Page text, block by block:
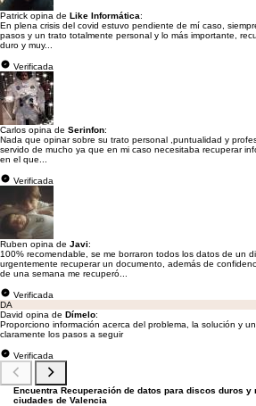
Patrick opina de Like Informática:
En plena crisis del covid estuvo pendiente de mí caso,
pasos y un trato totalmente personal y lo más importante,
duro y muy...
Verificada
Carlos opina de Serinfon:
Nada que opinar sobre su trato personal ,puntualidad y
servido de mucho ya que en mi caso necesitaba recuperar
en el que...
Verificada
Ruben opina de Javi:
100% recomendable, se me borraron todos los datos de un
urgentemente recuperar un documento, además de
de una semana me recuperó...
Verificada
DA
David opina de Dímelo:
Proporciono información acerca del problema, la solución y
claramente los pasos a seguir
Verificada
Encuentra Recuperación de datos para discos duros
ciudades de Valencia